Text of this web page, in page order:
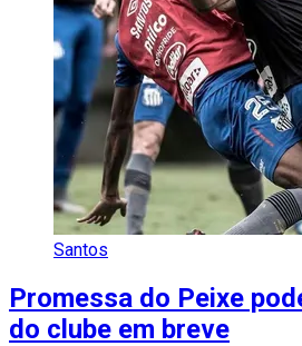
Santos
Promessa do Peixe
do clube em breve